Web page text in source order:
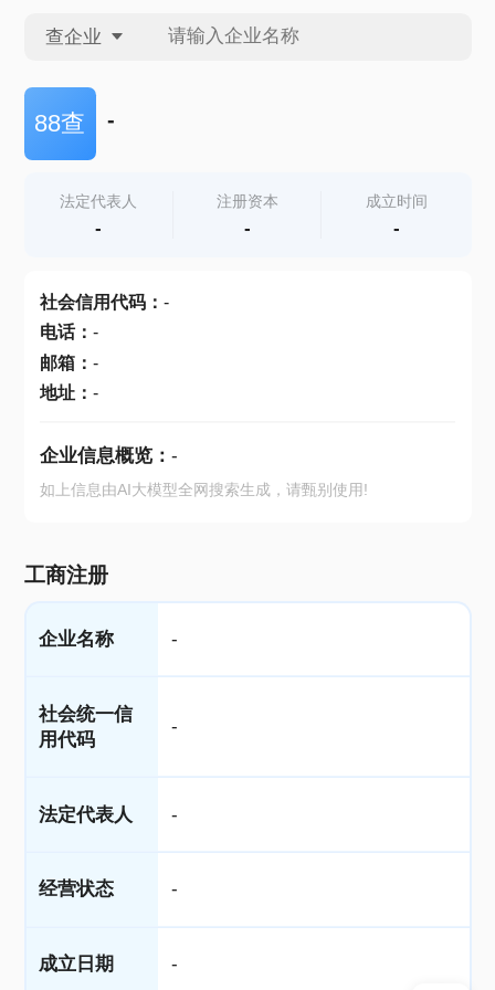
查企业
查企业
查产地
88查 -
法定代表人
-
注册资本
-
成立时间
-
社会信用代码： -
电话： -
邮箱： -
地址： -
企业信息概览： -
如上信息由AI大模型全网搜索生成，请甄别使用!
工商注册
企业名称 -
社会统一信
用代码
-
法定代表人 -
经营状态 -
成立日期 -